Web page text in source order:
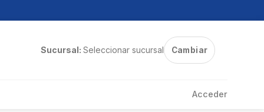
Sucursal: Seleccionar sucursal Cambiar
Acceder